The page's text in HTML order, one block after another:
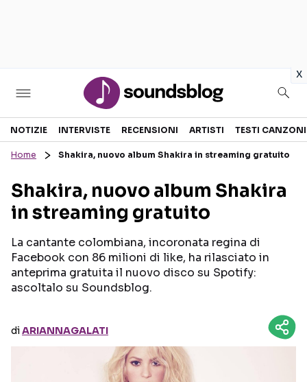
x
Sezioni
RECENSIONI MUSICALI
INTERVISTE
GOSSIP E CURIOSITÀ
TESTI CANZONI
TOUR ED EVENTI
TALENT SHOW
Seguici sui social
NOTIZIE INTERVISTE RECENSIONI ARTISTI TESTI CANZONI
Home Shakira, nuovo album Shakira in streaming gratuito
Shakira, nuovo album Shakira
in streaming gratuito
La cantante colombiana, incoronata regina di
Facebook con 86 milioni di like, ha rilasciato in
anteprima gratuita il nuovo disco su Spotify:
ascoltalo su Soundsblog.
diARIANNAGALATI